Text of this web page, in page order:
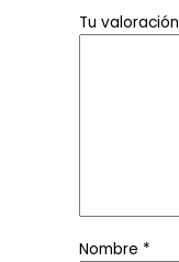
Tu valoración
Nombre *